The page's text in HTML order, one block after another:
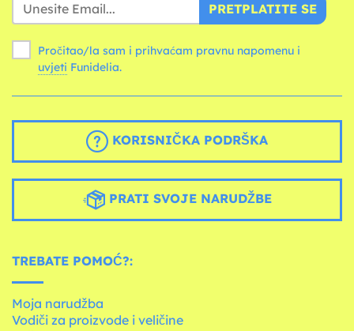
PRETPLATITE SE
Pročitao/la sam i prihvaćam pravnu napomenu i
uvjeti Funidelia.
KORISNIČKA PODRŠKA
PRATI SVOJE NARUDŽBE
TREBATE POMOĆ?:
Moja narudžba
Vodiči za proizvode i veličine